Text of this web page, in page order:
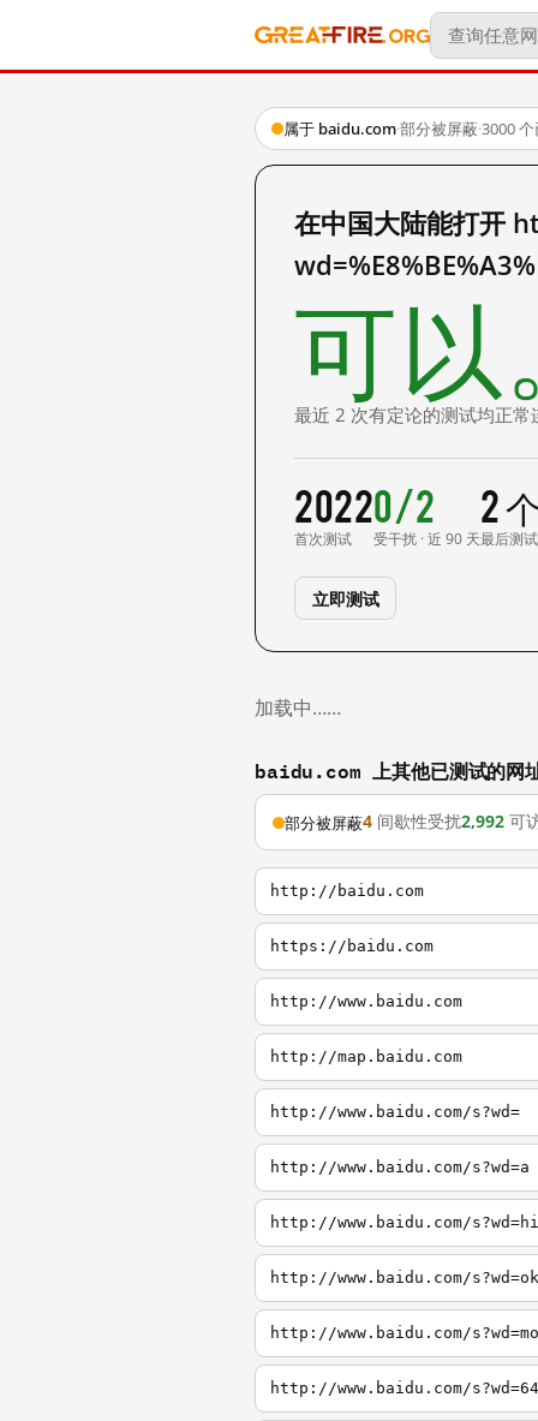
属于 baidu.com·部分被屏蔽·3000
在中国大陆能打开
可以
最近 2 次有定论的测试均正常
2022
首次测试
0/2
受干扰 · 近 90 天
2
最后测试
立即测试
加载中……
baidu.com 上其他已测试的网
部分被屏蔽4 间歇性受扰2,992 可
http://baidu.com
https://baidu.com
http://www.baidu.com
http://map.baidu.com
http://www.baidu.com/s?wd=
http://www.baidu.com/s?wd=a
http://www.baidu.com/s?wd=hi
http://www.baidu.com/s?wd=ok
http://www.baidu.com/s?wd=mo
http://www.baidu.com/s?wd=64